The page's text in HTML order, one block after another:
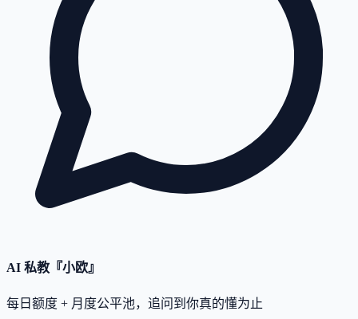
AI 私教『小欧』
每日额度 + 月度公平池，追问到你真的懂为止